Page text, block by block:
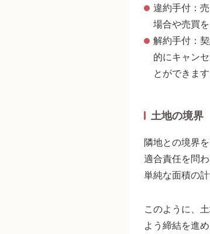
違約手付：
場合や売買
解約手付：
的にキャン
とができます
土地の境界
隣地との境界
適合責任を問
単純な面積の
このように、
よう締結を進